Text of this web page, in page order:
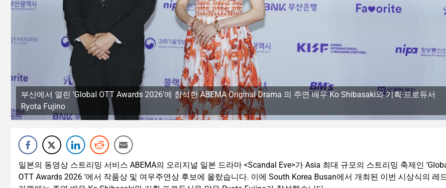
부산에서 열린 'Global OTT Awards 2026'에 참석한 ABEMA Original Drama 의 주연 배우 Ko Shibasaki와 기획·프로듀서
Ryota Fujino
일본의 동영상 스트리밍 서비스 ABEMA의 오리지널 일본 드라마 <Scandal Eve>가 Asia 최대 규모의 스트리밍 축제인
OTT Awards 2026 ‘에서 작품상 및 여우주연상 후보에 올랐습니다. 이에 South Korea Busan에서 개최된 이번 시상식의 레